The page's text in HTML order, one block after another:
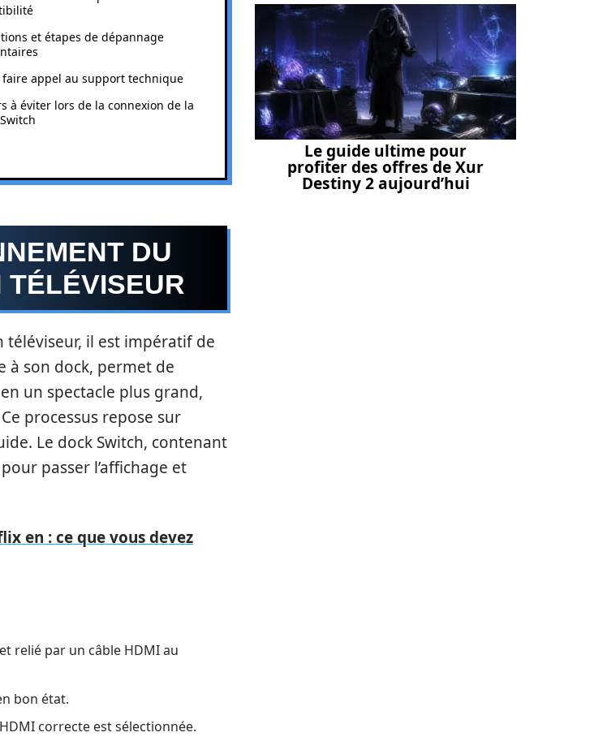
et étapes de dépannage
appel au support technique
à éviter lors de la connexion de la
DU
TÉLÉVISEUR
téléviseur, il est impératif de
à son dock, permet de
un spectacle plus grand,
processus repose sur
Le dock Switch, contenant
passer l’affichage et
en : ce que vous devez
relié par un câble HDMI au
bon état.
correcte est sélectionnée.
Le guide ultime pour
profiter des offres de Xur
Destiny 2 aujourd’hui